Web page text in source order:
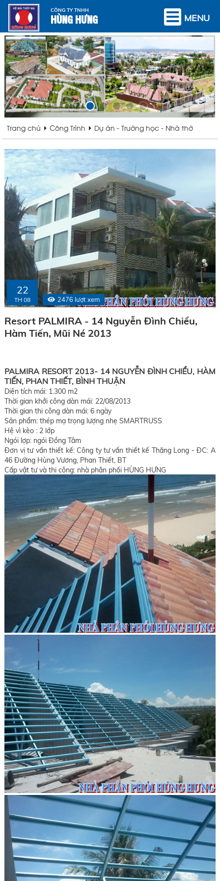
CÔNG TY TNHH
HÙNG HƯNG MENU
Trang chủ Công Trình Dự án - Trường học - Nhà thờ
22
TH 08 2476 lượt xem
Resort PALMIRA - 14 Nguyễn Đình Chiểu,
Hàm Tiến, Mũi Né 2013
PALMIRA RESORT 2013- 14 NGUYỄN ĐÌNH CHIỂU, HÀM
TIẾN, PHAN THIẾT, BÌNH THUẬN
Diện tích mái: 1.300 m2
Thời gian khởi công dàn mái: 22/08/2013
Thời gian thi công dàn mái: 6 ngày
Sản phẩm: thép mạ trọng lượng nhẹ SMARTRUSS
Hệ vì kèo : 2 lớp
Ngói lợp: ngói Đồng Tâm
Đơn vị tư vấn thiết kế: Công ty tư vấn thiết kế Thăng Long - ĐC: A
46 Đường Hùng Vương, Phan Thiết, BT
Cấp vật tư và thi công: nhà phân phối HÙNG HƯNG